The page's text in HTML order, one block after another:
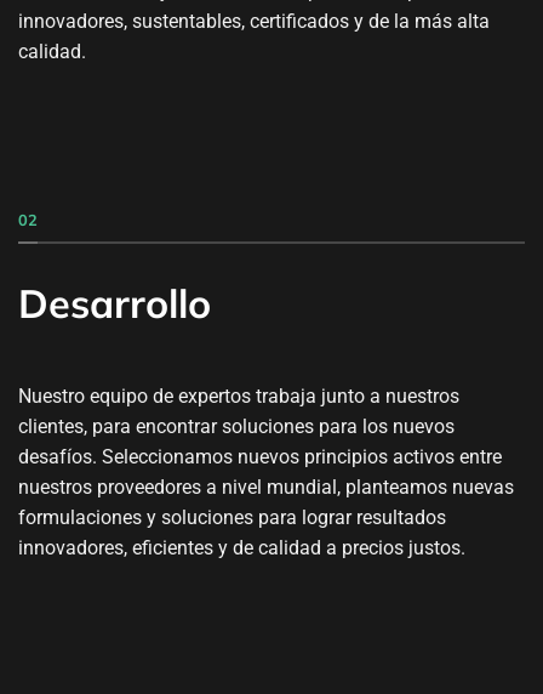
innovadores, sustentables, certificados y de la más alta
calidad.
02
Desarrollo
Nuestro equipo de expertos trabaja junto a nuestros
clientes, para encontrar soluciones para los nuevos
desafíos. Seleccionamos nuevos principios activos entre
nuestros proveedores a nivel mundial, planteamos nuevas
formulaciones y soluciones para lograr resultados
innovadores, eficientes y de calidad a precios justos.